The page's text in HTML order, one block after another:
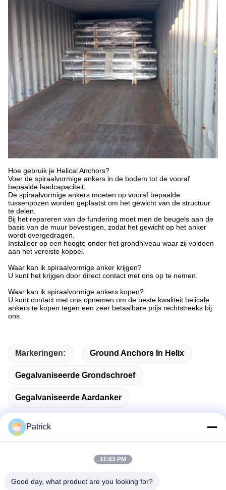
Hoe gebruik je Helical Anchors?
Voer de spiraalvormige ankers in de bodem tot de vooraf
bepaalde laadcapaciteit.
De spiraalvormige ankers moeten op vooraf bepaalde
tussenpozen worden geplaatst om het gewicht van de structuur
te delen.
Bij het repareren van de fundering moet men de beugels aan de
basis van de muur bevestigen, zodat het gewicht op het anker
wordt overgedragen.
Installeer op een hoogte onder het grondniveau waar zij voldoen
aan het vereiste koppel.
Waar kan ik spiraalvormige anker krijgen?
U kunt het krijgen door direct contact met ons op te nemen.
Waar kan ik spiraalvormige ankers kopen?
U kunt contact met ons opnemen om de beste kwaliteit helicale
ankers te kopen tegen een zeer betaalbare prijs rechtstreeks bij
ons.
Markeringen: Ground Anchors In Helix
Gegalvaniseerde Grondschroef
Gegalvaniseerde Aardanker
Adres
Patrick
11:43 PM
Good day, what product are you looking for?